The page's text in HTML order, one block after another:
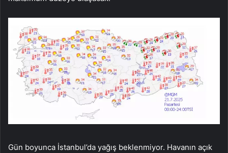
Gün boyunca İstanbul’da yağış beklenmiyor. Havanın açık